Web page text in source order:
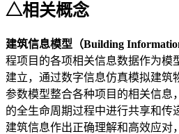
△相关概念
建筑信息模型（Building
程项目的各项相关信息数据作为模
建立，通过数字信息仿真模拟建筑
参数模型整合各种项目的相关信息
的全生命周期过程中进行共享和传
建筑信息作出正确理解和高效应对